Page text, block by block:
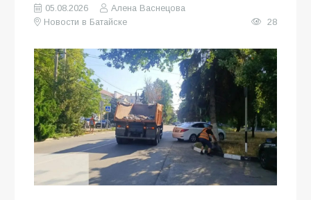
05.08.2026
Алена Васнецова
Новости в Батайске
28